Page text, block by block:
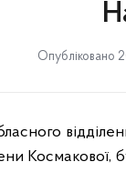
Опубліковано
Космакової,